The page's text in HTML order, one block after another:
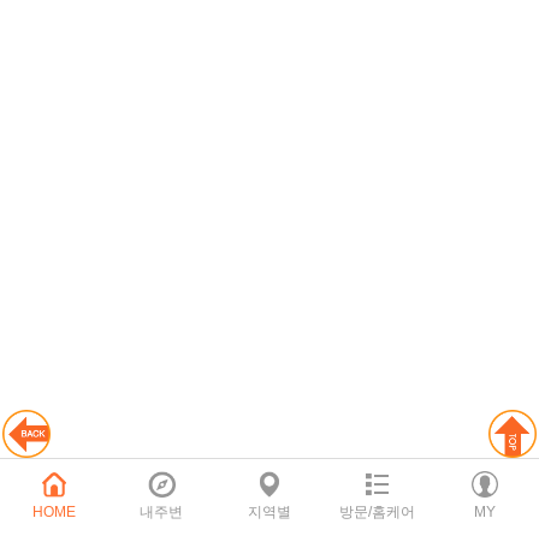
HOME 내주변 지역별 방문/홈케어 MY